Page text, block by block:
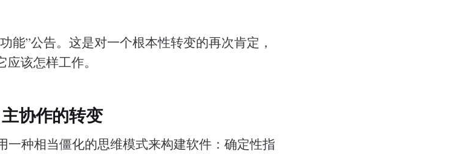
能”公告。这是对一个根本性转变的再次肯定，
该怎样工作。
协作的转变
一种相当僵化的思维模式来构建软件：确定性指